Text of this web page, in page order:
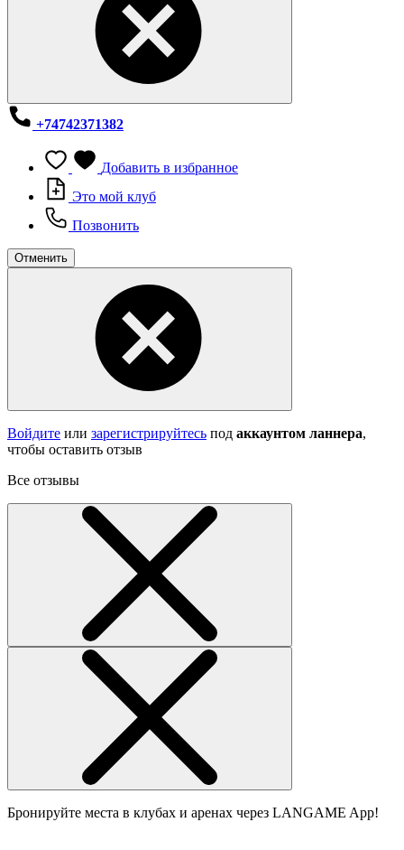
+74742371382
Добавить в избранное
Это мой клуб
Позвонить
Отменить
Войдите или зарегистрируйтесь под аккаунтом ланнера,
чтобы оставить отзыв
Все отзывы
Бронируйте места в клубах и аренах через LANGAME App!